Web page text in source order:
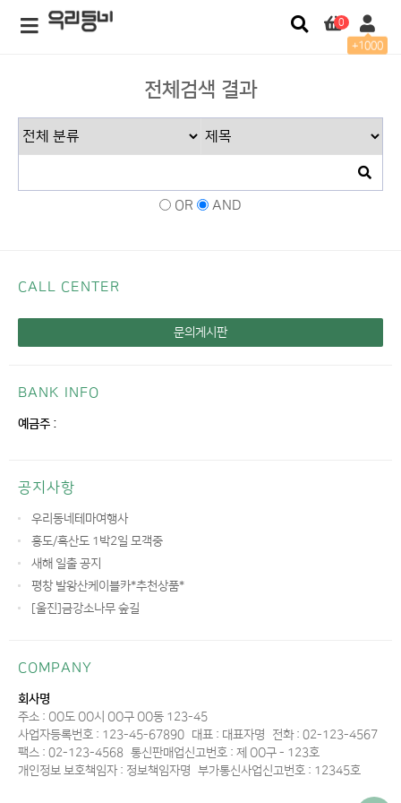
0
+1000
전체검색 결과
OR AND
CALL CENTER
문의게시판
BANK INFO
예금주 :
공지사항
우리동네테마여행사
홍도/흑산도 1박2일 모객중
새해 일출 공지
평창 발왕산케이블카*추천상품*
[울진]금강소나무 숲길
COMPANY
회사명
주소 : OO도 OO시 OO구 OO동 123-45
사업자등록번호 : 123-45-67890 대표 : 대표자명
전화 : 02-123-4567
팩스 : 02-123-4568 통신판매업신고번호 : 제 OO구 - 123호
개인정보 보호책임자 : 정보책임자명 부가통신사업신고번호 : 12345호